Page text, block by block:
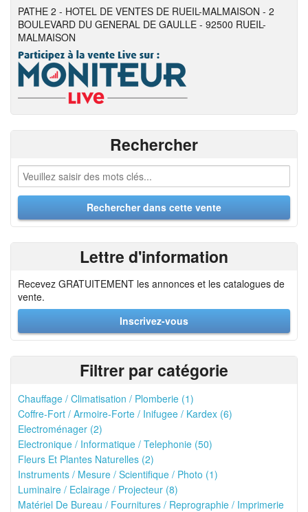
PATHE 2 - HOTEL DE VENTES DE RUEIL-MALMAISON - 2
BOULEVARD DU GENERAL DE GAULLE - 92500 RUEIL-
MALMAISON
Rechercher
Lettre d'information
Recevez GRATUITEMENT les annonces et les catalogues de
vente.
Inscrivez-vous
Filtrer par catégorie
Chauffage / Climatisation / Plomberie (1)
Coffre-Fort / Armoire-Forte / Inifugee / Kardex (6)
Electroménager (2)
Electronique / Informatique / Telephonie (50)
Fleurs Et Plantes Naturelles (2)
Instruments / Mesure / Scientifique / Photo (1)
Luminaire / Eclairage / Projecteur (8)
Matériel De Bureau / Fournitures / Reprographie / Imprimerie